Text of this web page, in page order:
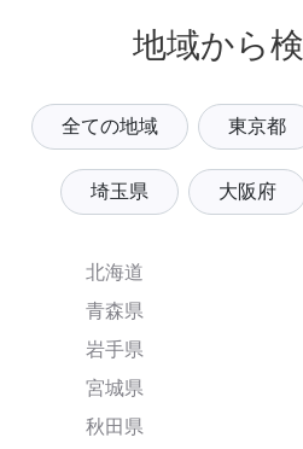
地域から
全ての地域 東京都
埼玉県 大阪府
北海道
青森県
岩手県
宮城県
秋田県